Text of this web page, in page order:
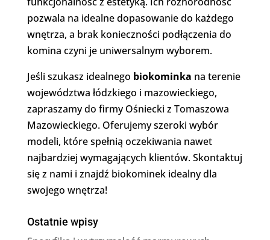
pozwala na idealne dopasowanie do każdego
wnętrza, a brak konieczności podłączenia do
komina czyni je uniwersalnym wyborem.
Jeśli szukasz idealnego biokominka na terenie
województwa łódzkiego i mazowieckiego,
zapraszamy do firmy Ośniecki z Tomaszowa
Mazowieckiego. Oferujemy szeroki wybór
modeli, które spełnią oczekiwania nawet
najbardziej wymagających klientów. Skontaktuj
się z nami i znajdź biokominek idealny dla
swojego wnętrza!
Ostatnie wpisy